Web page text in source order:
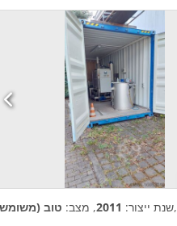
שנת ייצור: 2011, מצב: טוב ,